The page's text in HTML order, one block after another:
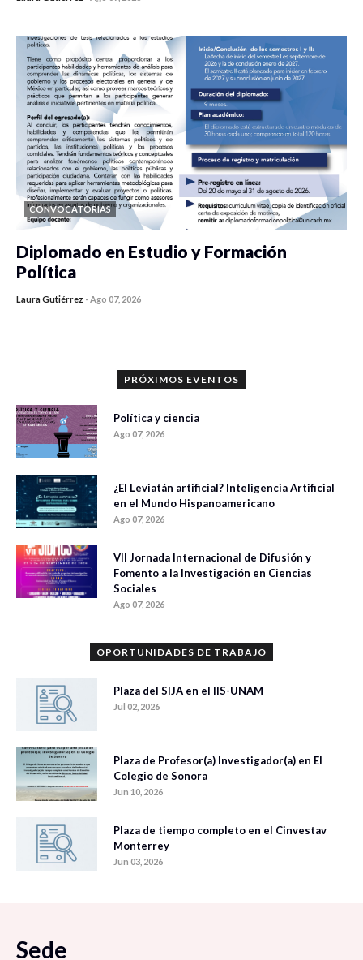
CONVOCATORIAS
Diplomado en Estudio y Formación
Política
Laura Gutiérrez -Ago 07, 2026
PRÓXIMOS EVENTOS
Política y ciencia
Ago 07, 2026
¿El Leviatán artificial? Inteligencia Artificial
en el Mundo Hispanoamericano
Ago 07, 2026
VII Jornada Internacional de Difusión y
Fomento a la Investigación en Ciencias
Sociales
Ago 07, 2026
OPORTUNIDADES DE TRABAJO
Plaza del SIJA en el IIS-UNAM
Jul 02, 2026
Plaza de Profesor(a) Investigador(a) en El
Colegio de Sonora
Jun 10, 2026
Plaza de tiempo completo en el Cinvestav
Monterrey
Jun 03, 2026
Sede